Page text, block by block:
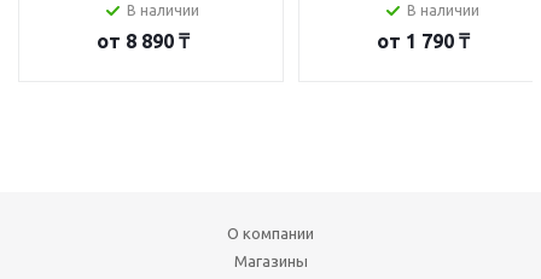
В наличии
от 8 890 ₸
В наличии
от 1 790 ₸
О компании
Магазины